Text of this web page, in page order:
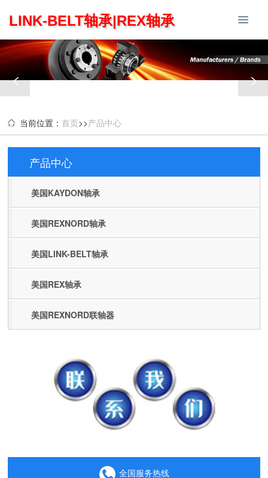
LINK-BELT轴承|REX轴承
当前位置：首页>>产品中心
产品中心
Products
美国KAYDON轴承
美国REXNORD轴承
美国LINK-BELT轴承
美国REX轴承
美国REXNORD联轴器
全国服务热线